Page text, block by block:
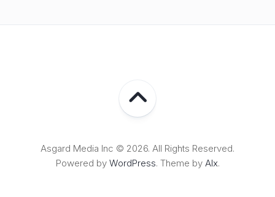
Asgard Media Inc © 2026. All Rights Reserved.
Powered by WordPress. Theme by Alx.